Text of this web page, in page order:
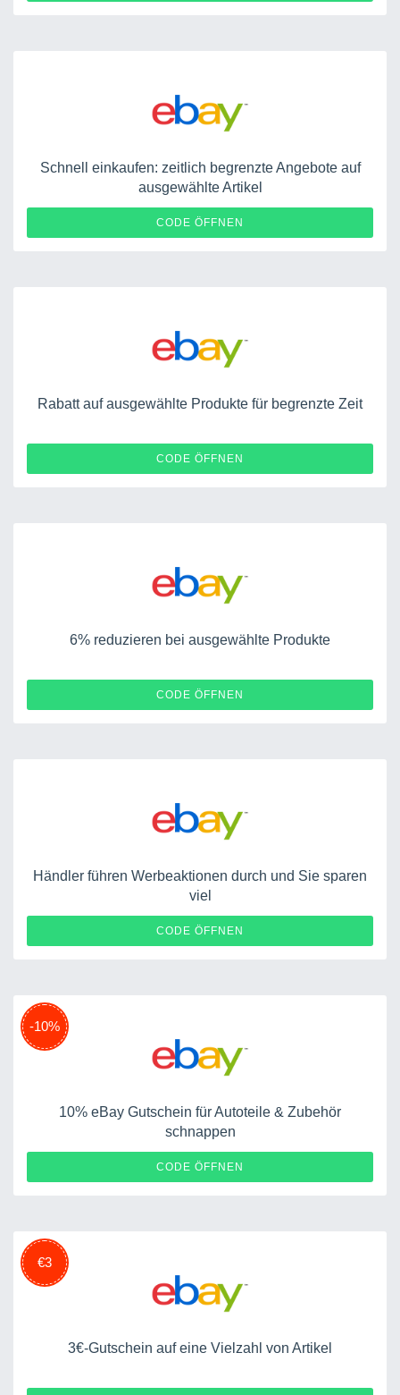
Schnell einkaufen: zeitlich begrenzte Angebote auf
ausgewählte Artikel
CODE ÖFFNEN
Rabatt auf ausgewählte Produkte für begrenzte Zeit
CODE ÖFFNEN
6% reduzieren bei ausgewählte Produkte
CODE ÖFFNEN
Händler führen Werbeaktionen durch und Sie sparen
viel
CODE ÖFFNEN
-10%
10% eBay Gutschein für Autoteile & Zubehör
schnappen
CODE ÖFFNEN
€3
3€-Gutschein auf eine Vielzahl von Artikel